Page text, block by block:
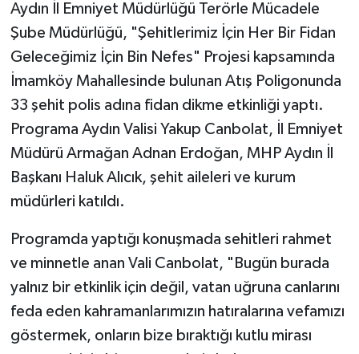
Aydın İl Emniyet Müdürlüğü Terörle Mücadele
Şube Müdürlüğü, "Şehitlerimiz İçin Her Bir Fidan
Geleceğimiz İçin Bin Nefes" Projesi kapsamında
İmamköy Mahallesinde bulunan Atış Poligonunda
33 şehit polis adına fidan dikme etkinliği yaptı.
Programa Aydın Valisi Yakup Canbolat, İl Emniyet
Müdürü Armağan Adnan Erdoğan, MHP Aydın İl
Başkanı Haluk Alıcık, şehit aileleri ve kurum
müdürleri katıldı.
Programda yaptığı konuşmada sehitleri rahmet
ve minnetle anan Vali Canbolat, "Bugün burada
yalnız bir etkinlik için değil, vatan uğruna canlarını
feda eden kahramanlarımızın hatıralarına vefamızı
göstermek, onların bize bıraktığı kutlu mirası